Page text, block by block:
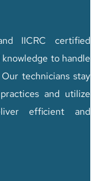
IICRC certified
to handle
technicians stay
and utilize
efficient and